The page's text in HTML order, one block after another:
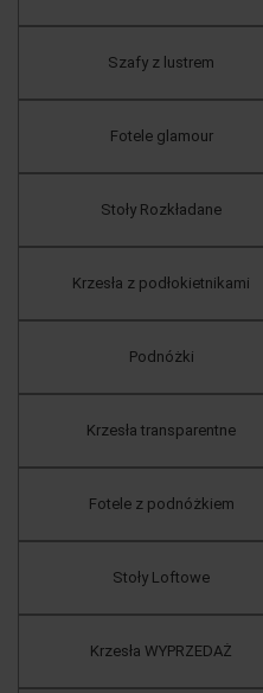
Szafy z lustrem
Fotele glamour
Stoły Rozkładane
Krzesła z podłokietnikami
Podnóżki
Krzesła transparentne
Fotele z podnóżkiem
Stoły Loftowe
Krzesła WYPRZEDAŻ